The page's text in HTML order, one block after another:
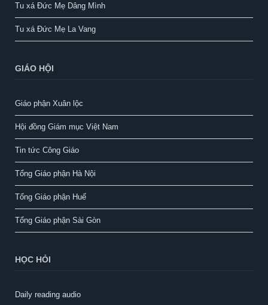
Tu xá Đức Mẹ Dâng Mình
Tu xá Đức Mẹ La Vang
GIÁO HỘI
Giáo phận Xuân lộc
Hội đồng Giám mục Việt Nam
Tin tức Công Giáo
Tổng Giáo phận Hà Nội
Tổng Giáo phận Huế
Tổng Giáo phận Sài Gòn
HỌC HỎI
Daily reading audio